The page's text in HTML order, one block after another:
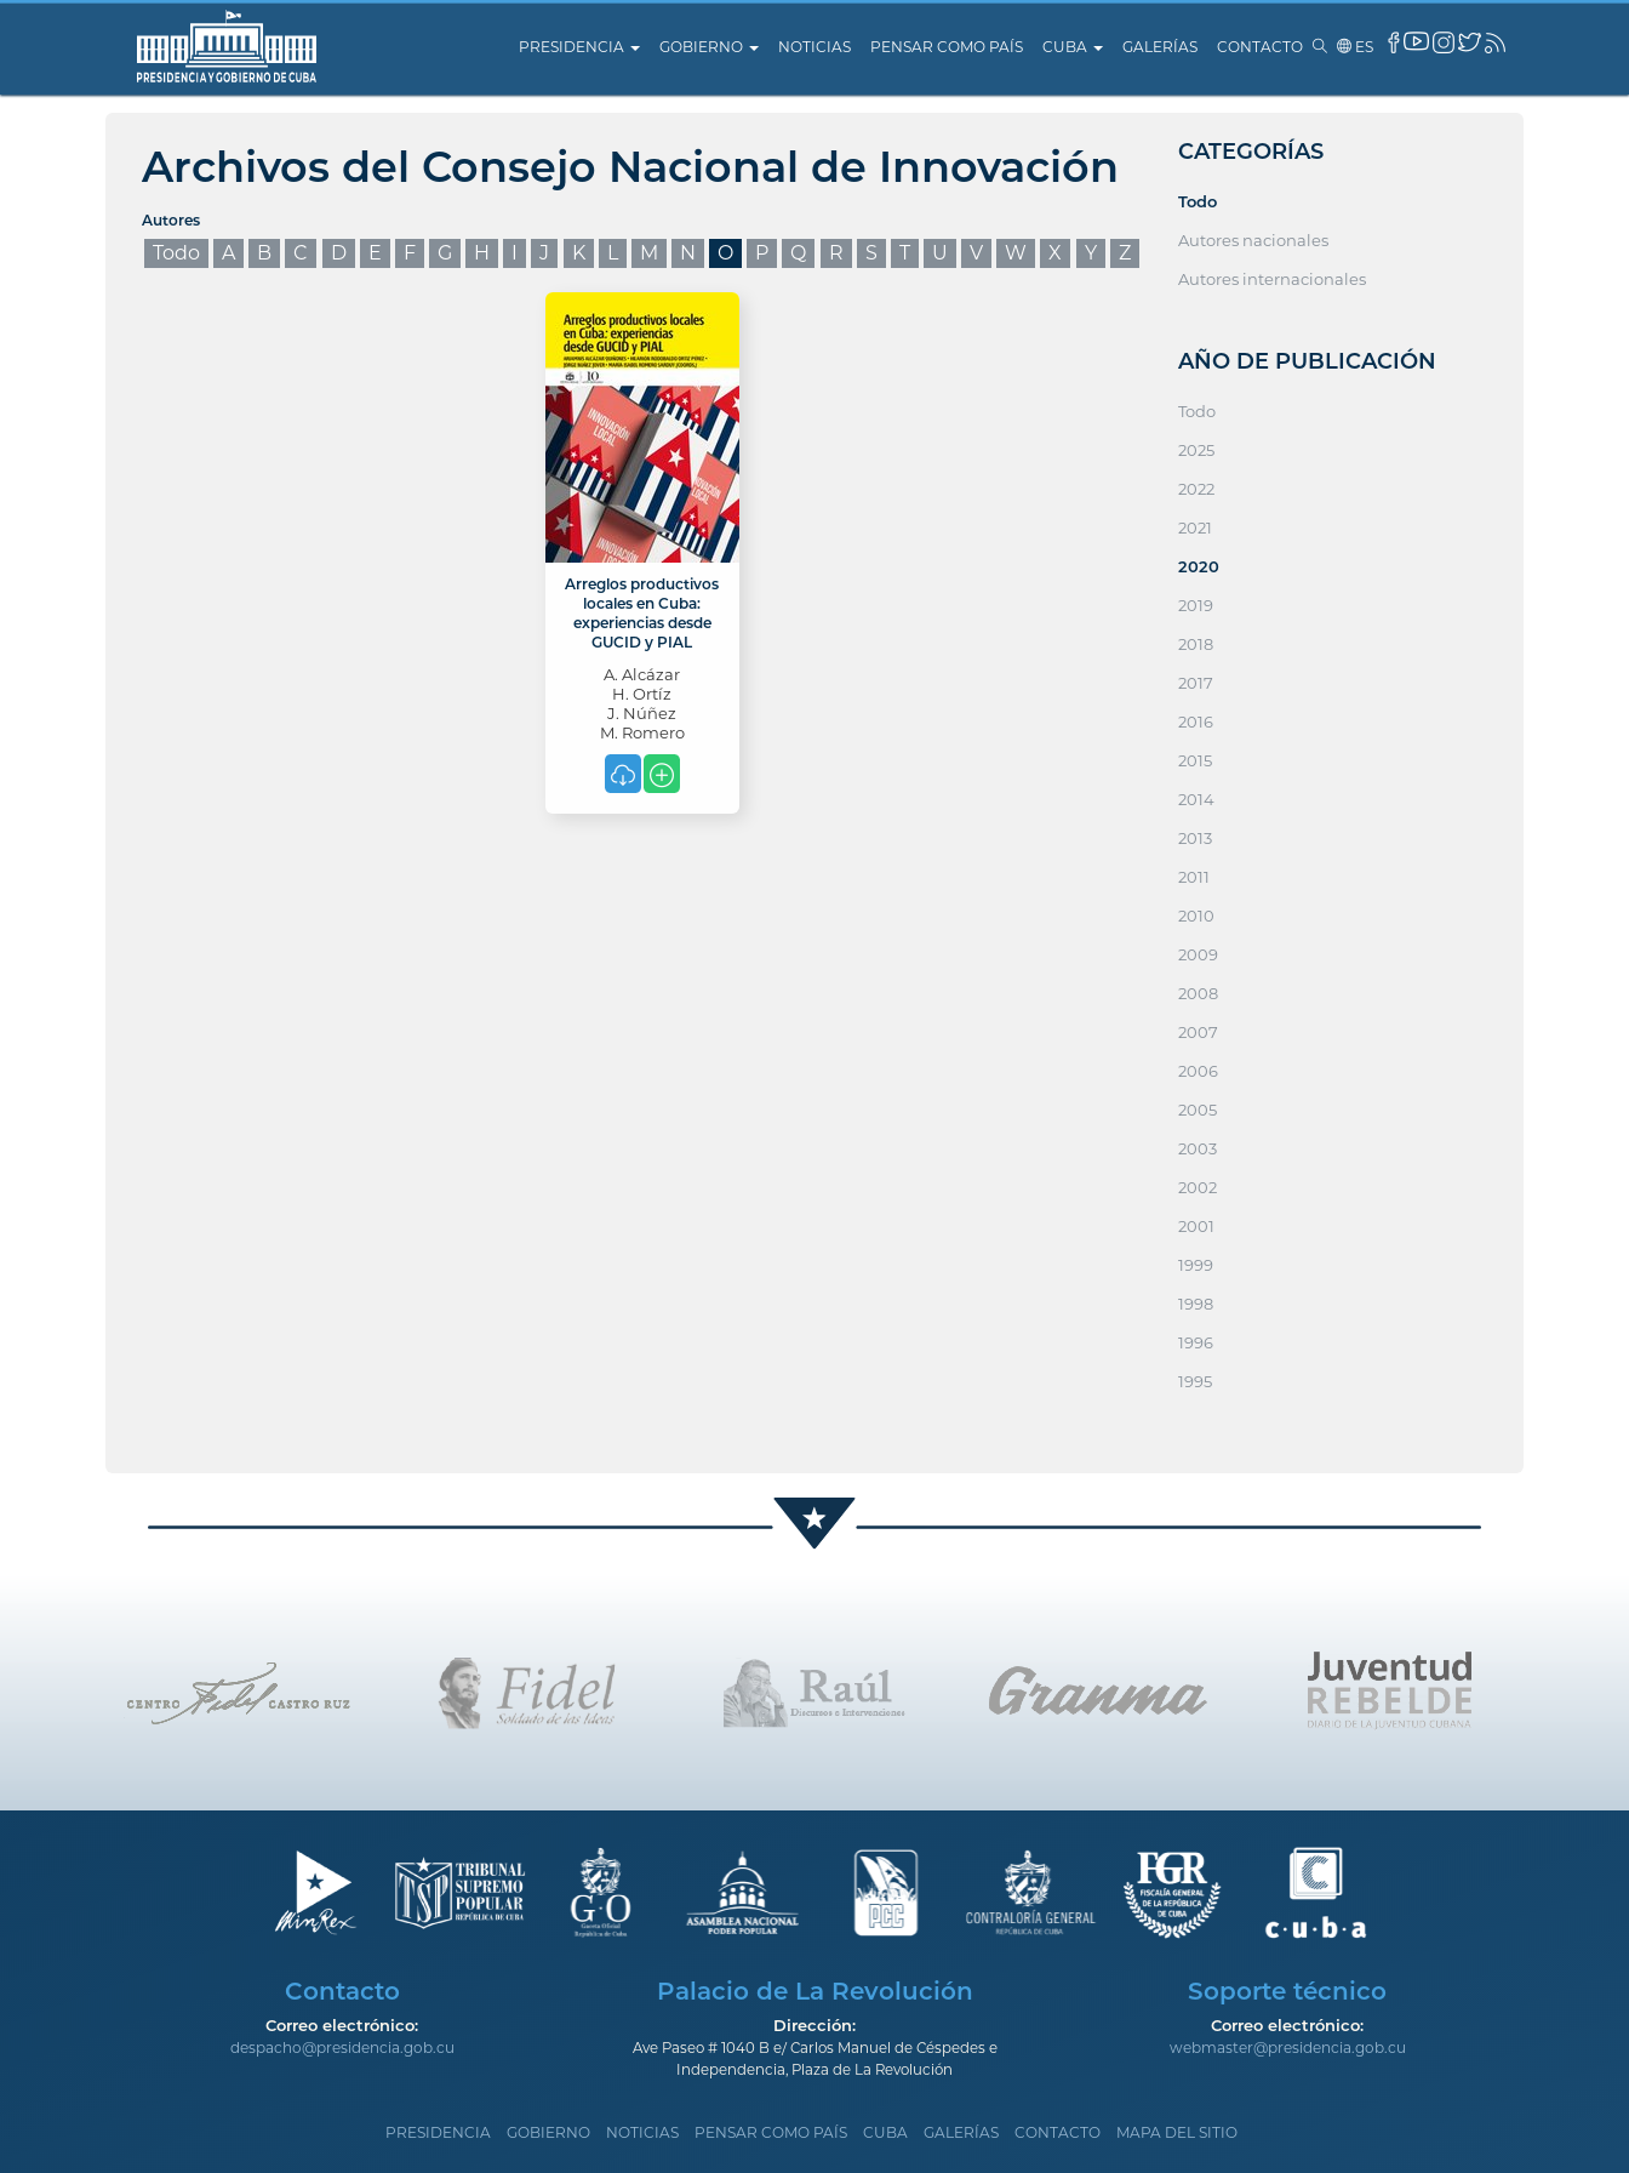
PRESIDENCIA GOBIERNO NOTICIAS PENSAR COMO PAÍS CUBA GALERÍAS CONTACTO ES
Archivos del Consejo Nacional de Innovación
Autores
Todo A B C D E F G H I J K L M N O P Q R S T U V W X Y Z
Arreglos productivos
locales en Cuba:
experiencias desde
GUCID y PIAL
A. Alcázar
H. Ortíz
J. Núñez
M. Romero
CATEGORÍAS
Todo
Autores nacionales
Autores internacionales
AÑO DE PUBLICACIÓN
Todo
2025
2022
2021
2020
2019
2018
2017
2016
2015
2014
2013
2011
2010
2009
2008
2007
2006
2005
2003
2002
2001
1999
1998
1996
1995
Contacto
Correo electrónico:
despacho@presidencia.gob.cu
Palacio de La Revolución
Dirección:
Ave Paseo # 1040 B e/ Carlos Manuel de Céspedes e
Independencia, Plaza de La Revolución
Soporte técnico
Correo electrónico:
webmaster@presidencia.gob.cu
PRESIDENCIA GOBIERNO NOTICIAS PENSAR COMO PAÍS CUBA GALERÍAS CONTACTO MAPA DEL SITIO